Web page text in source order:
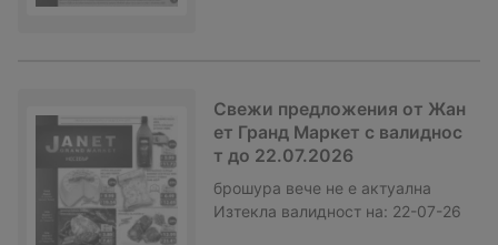
Свежи предложения от Жан
ет Гранд Маркет с валиднос
т до 22.07.2026
брошура вече не е актуална
Изтекла валидност на: 22-07-26